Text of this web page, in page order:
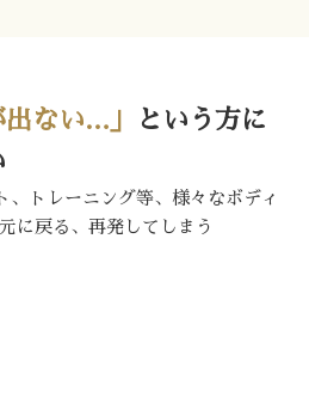
出ない…」
という方に
、トレーニング等、様々なボディ
に戻る、再発してしまう